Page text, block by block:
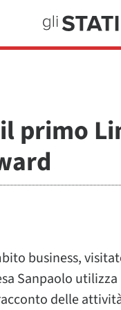
primo
business,
Sanpaolo
delle